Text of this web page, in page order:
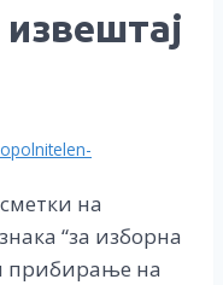
на
“за изборна
прибирање на